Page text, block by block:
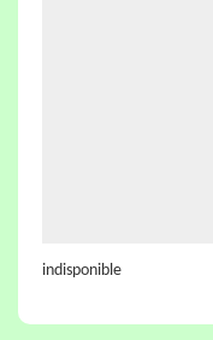
indisponible